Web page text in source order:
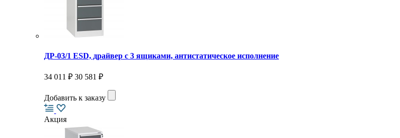
ДР-03/1 ESD, драйвер с 3 ящиками, антистатическое исполнение
34 011 ₽ 30 581 ₽
Добавить к заказу
Акция